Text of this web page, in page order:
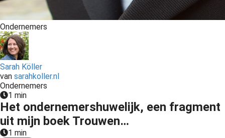
Ondernemers
Sarah Köller
van sarahkoller.nl
Ondernemers
1 min
Het ondernemershuwelijk, een fragment
uit mijn boek Trouwen…
1 min